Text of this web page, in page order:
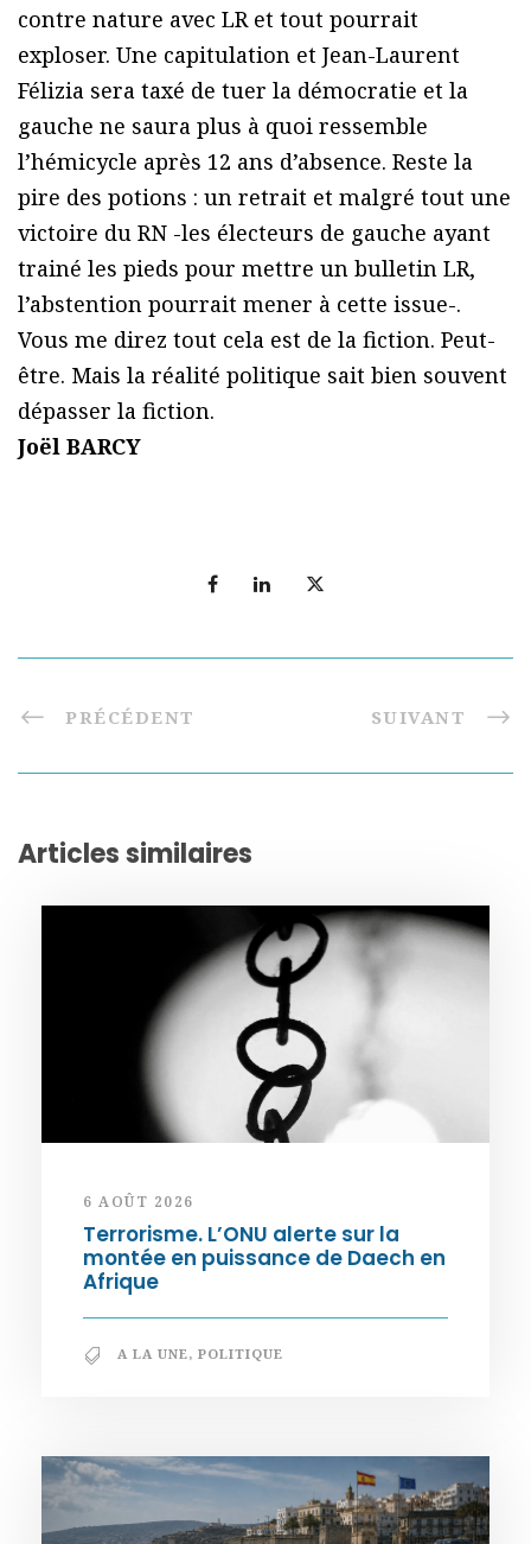
contre nature avec LR et tout pourrait
exploser. Une capitulation et Jean-Laurent
Félizia sera taxé de tuer la démocratie et la
gauche ne saura plus à quoi ressemble
l’hémicycle après 12 ans d’absence. Reste la
pire des potions : un retrait et malgré tout une
victoire du RN -les électeurs de gauche ayant
trainé les pieds pour mettre un bulletin LR,
l’abstention pourrait mener à cette issue-.
Vous me direz tout cela est de la fiction. Peut-
être. Mais la réalité politique sait bien souvent
dépasser la fiction.
Joël BARCY
PRÉCÉDENT SUIVANT
Articles similaires
6 AOÛT 2026
Terrorisme. L’ONU alerte sur la
montée en puissance de Daech en
Afrique
A LA UNE, POLITIQUE